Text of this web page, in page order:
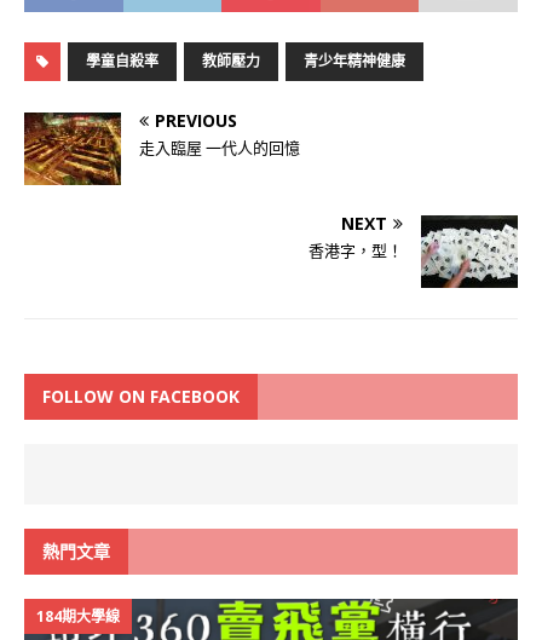
學童自殺率 教師壓力 青少年精神健康
PREVIOUS
走入臨屋 一代人的回憶
NEXT
香港字，型！
FOLLOW ON FACEBOOK
熱門文章
184期大學線